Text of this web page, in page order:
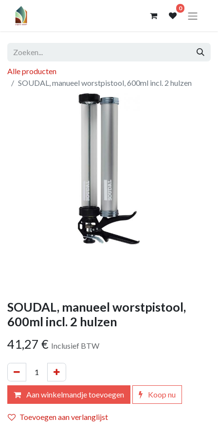
0
Alle producten
SOUDAL, manueel worstpistool, 600ml incl. 2 hulzen
SOUDAL, manueel worstpistool,
600ml incl. 2 hulzen
41,27 € Inclusief BTW
Aan winkelmandje toevoegen Koop nu
Toevoegen aan verlanglijst